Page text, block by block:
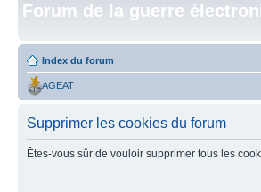
Forum de la guerre
Index du forum
AGEAT
Supprimer les cookies du forum
Êtes-vous sûr de vouloir supprimer tous les